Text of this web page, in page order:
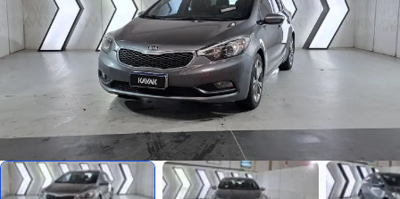
Buscá por marca
Buscá por modelo
Buscá por versión
Buscá por año